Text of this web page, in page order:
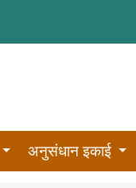
अनुसंधान इकाई